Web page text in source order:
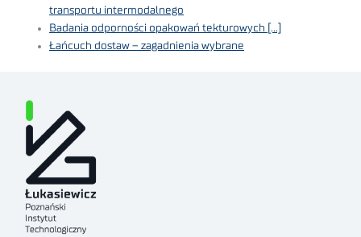
transportu intermodalnego
Badania odporności opakowań tekturowych […]
Łańcuch dostaw – zagadnienia wybrane